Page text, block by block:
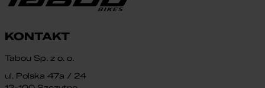
KONTAKT
Tabou Sp. z o. o.
ul. Polska 47a / 24